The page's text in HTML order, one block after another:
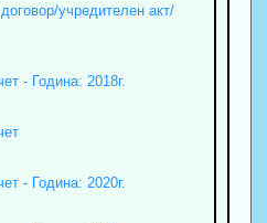
учредителен акт/
- Година: 2018г.
- Година: 2020г.